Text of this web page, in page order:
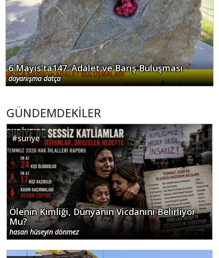
6 Mayıs'ta147. Adalet ve Barış Buluşması
dayanışma datça
GÜNDEMDEKİLER
#suriye
Ölenin Kimliği, Dünyanın Vicdanını Belirliyor
Mu?
hasan hüseyin dönmez